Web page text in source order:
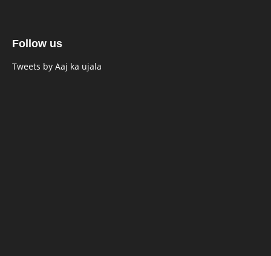
Follow us
Tweets by Aaj ka ujala